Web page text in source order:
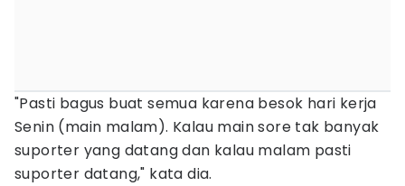
"Pasti bagus buat semua karena besok hari kerja
Senin (main malam). Kalau main sore tak banyak
suporter yang datang dan kalau malam pasti
suporter datang," kata dia.